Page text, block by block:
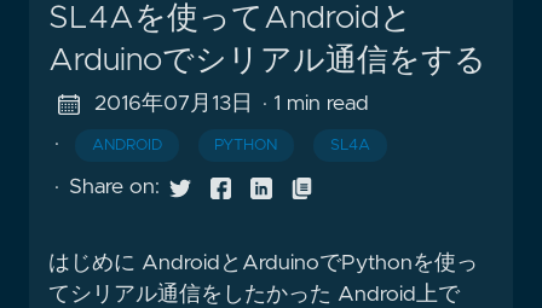
SL4Aを使ってAndroidと
Arduinoでシリアル通信をする
2016年07月13日
· 1 min read
·
ANDROID PYTHON SL4A
· Share on:
はじめに AndroidとArduinoでPythonを使っ
てシリアル通信をしたかった Android上で